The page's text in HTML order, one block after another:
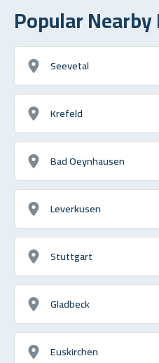
Popular
Seevetal
Krefeld
Bad Oeynhausen
Leverkusen
Stuttgart
Gladbeck
Euskirchen